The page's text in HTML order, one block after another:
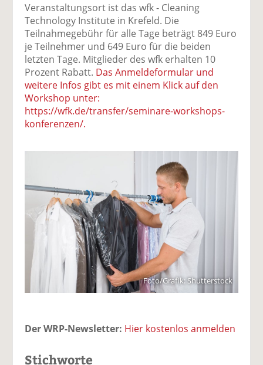
Veranstaltungsort ist das wfk - Cleaning
Technology Institute in Krefeld. Die
Teilnahmegebühr für alle Tage beträgt 849 Euro
je Teilnehmer und 649 Euro für die beiden
letzten Tage. Mitglieder des wfk erhalten 10
Prozent Rabatt. Das Anmeldeformular und
weitere Infos gibt es mit einem Klick auf den
Workshop unter:
https://wfk.de/transfer/seminare-workshops-
konferenzen/.
Foto/Grafik: Shutterstock
Der WRP-Newsletter: Hier kostenlos anmelden
Stichworte